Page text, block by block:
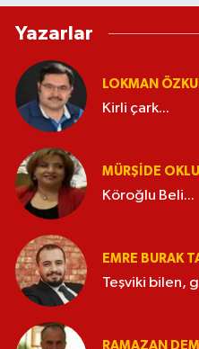
Yazarlar
LOKMAN
Kirli çark...
MÜRŞIDE
Köroğlu Beli...
EMRE BURAK
Teşviki bilen,
RAMAZAN